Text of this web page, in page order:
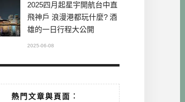
2025四月起星宇開航台中直
飛神戶 浪漫港都玩什麼? 酒
雄的一日行程大公開
2025-06-08
熱門文章與頁面︰